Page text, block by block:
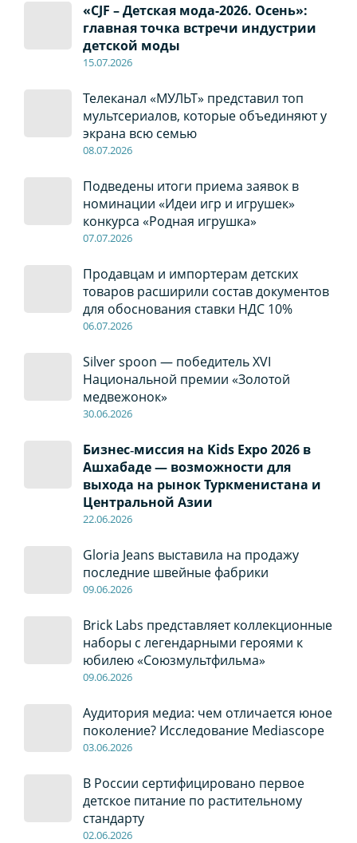
«CJF – Детская мода-2026. Осень»:
главная точка встречи индустрии
детской моды
15.07.2026
Телеканал «МУЛЬТ» представил топ
мультсериалов, которые объединяют у
экрана всю семью
08.07.2026
Подведены итоги приема заявок в
номинации «Идеи игр и игрушек»
конкурса «Родная игрушка»
07.07.2026
Продавцам и импортерам детских
товаров расширили состав документов
для обоснования ставки НДС 10%
06.07.2026
Silver spoon — победитель XVI
Национальной премии «Золотой
медвежонок»
30.06.2026
Бизнес‑миссия на Kids Expo 2026 в
Ашхабаде — возможности для
выхода на рынок Туркменистана и
Центральной Азии
22.06.2026
Gloria Jeans выставила на продажу
последние швейные фабрики
09.06.2026
Brick Labs представляет коллекционные
наборы с легендарными героями к
юбилею «Союзмультфильма»
09.06.2026
Аудитория медиа: чем отличается юное
поколение? Исследование Mediascope
03.06.2026
В России сертифицировано первое
детское питание по растительному
стандарту
02.06.2026